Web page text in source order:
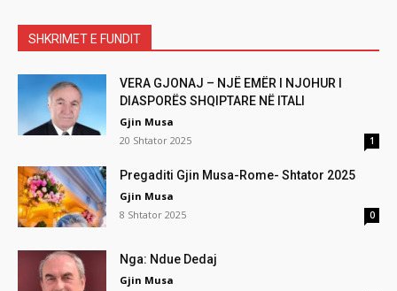
SHKRIMET E FUNDIT
VERA GJONAJ – NJË EMËR I NJOHUR I
DIASPORËS SHQIPTARE NË ITALI
Gjin Musa
20 Shtator 2025
1
Pregaditi Gjin Musa-Rome- Shtator 2025
Gjin Musa
8 Shtator 2025
0
Nga: Ndue Dedaj
Gjin Musa